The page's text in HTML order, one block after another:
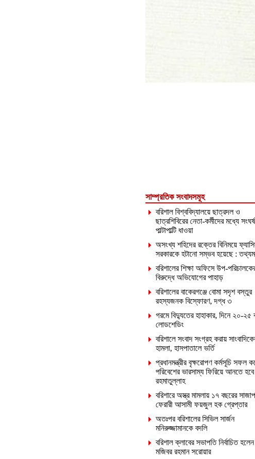
সাম্প্রতিক সংবাদসমূহ
বরিশাল বিশ্ববিদ্যালয়ে ছাত্রদল ও
ছাত্রশিবিরের নেতা-কর্মীদের মধ্যে
পাল্টাপাল্টি ধাওয়া
অসংখ্য শহিদের রক্তের বিনিময়ে
সরকারকে হটানো সম্ভব হয়েছে :
বরিশালের শিক্ষা অফিসে উপ-
বিরুদ্ধে অভিযোগের পাহাড়
বরিশালের বাকেরগঞ্জে বোমা সদৃশ বস্তুর
রহস্যজনক বিস্ফোরণ, দগ্ধ ৩
গরমে বিদ্যুতের হাহাকার, দিনে ২০-২৫
লোডশেডিং
বরিশালে সংবাদ সংগ্রহ করায়
হামলা, হাসপাতালে ভর্তি
প্রধানমন্ত্রীর বৃক্ষরোপণ কর্মসূচি সফল
পরিবেশের ভারসাম্য ফিরিয়ে আনতে
রহমাতুল্লাহ
বরিশারে অস্ত্র মামলায় ১৭ বছরের
ফেরারী আসামী ফয়জুল হক গ্রেপ্তার
অতঃপর বরিশালের সিভিল সার্জন
মনিরুজ্জামানকে বদলি
বরিশাল ক্লাবের সভাপতি নির্বাচিত হলেন
মজিবর রহমান সরোয়ার